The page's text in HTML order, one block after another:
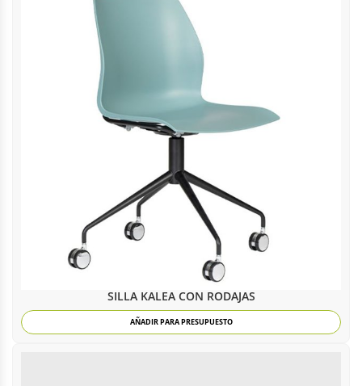
SILLA KALEA CON RODAJAS
AÑADIR PARA PRESUPUESTO